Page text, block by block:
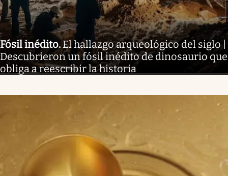
Fósil inédito. El hallazgo arqueológico del siglo |
Descubrieron un fósil inédito de dinosaurio que
obliga a reescribir la historia